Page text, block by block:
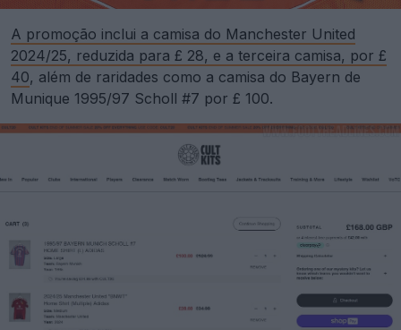
A promoção inclui a camisa do Manchester United
2024/25, reduzida para £ 28, e a terceira camisa, por £
40, além de raridades como a camisa do Bayern de
Munique 1995/97 Scholl #7 por £ 100.